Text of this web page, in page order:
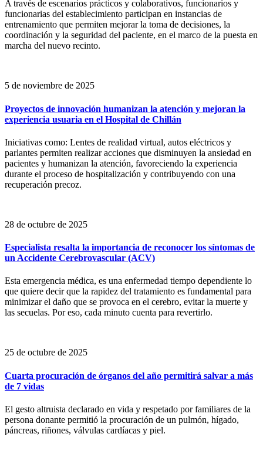
A través de escenarios prácticos y colaborativos, funcionarios y
funcionarias del establecimiento participan en instancias de
entrenamiento que permiten mejorar la toma de decisiones, la
coordinación y la seguridad del paciente, en el marco de la puesta en
marcha del nuevo recinto.
5 de noviembre de 2025
Proyectos de innovación humanizan la atención y mejoran la
experiencia usuaria en el Hospital de Chillán
Iniciativas como: Lentes de realidad virtual, autos eléctricos y
parlantes permiten realizar acciones que disminuyen la ansiedad en
pacientes y humanizan la atención, favoreciendo la experiencia
durante el proceso de hospitalización y contribuyendo con una
recuperación precoz.
28 de octubre de 2025
Especialista resalta la importancia de reconocer los síntomas de
un Accidente Cerebrovascular (ACV)
Esta emergencia médica, es una enfermedad tiempo dependiente lo
que quiere decir que la rapidez del tratamiento es fundamental para
minimizar el daño que se provoca en el cerebro, evitar la muerte y
las secuelas. Por eso, cada minuto cuenta para revertirlo.
25 de octubre de 2025
Cuarta procuración de órganos del año permitirá salvar a más
de 7 vidas
El gesto altruista declarado en vida y respetado por familiares de la
persona donante permitió la procuración de un pulmón, hígado,
páncreas, riñones, válvulas cardíacas y piel.